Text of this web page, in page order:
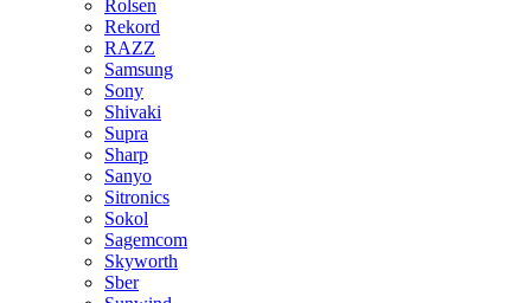
Rolsen
Rekord
RAZZ
Samsung
Sony
Shivaki
Supra
Sharp
Sanyo
Sitronics
Sokol
Sagemcom
Skyworth
Sber